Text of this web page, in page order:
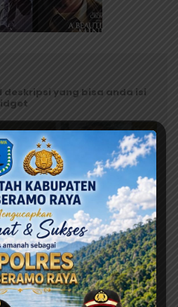
yang bisa anda isi
Tunggu Hasil Lab Dugaan